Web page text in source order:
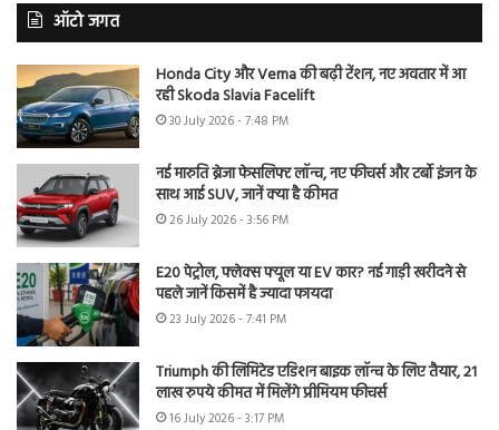
ऑटो जगत
Honda City और Verna की बढ़ी टेंशन, नए अवतार में आ
रही Skoda Slavia Facelift
30 July 2026 - 7:48 PM
नई मारुति ब्रेजा फेसलिफ्ट लॉन्च, नए फीचर्स और टर्बो इंजन के
साथ आई SUV, जानें क्या है कीमत
26 July 2026 - 3:56 PM
E20 पेट्रोल, फ्लेक्स फ्यूल या EV कार? नई गाड़ी खरीदने से
पहले जानें किसमें है ज्यादा फायदा
23 July 2026 - 7:41 PM
Triumph की लिमिटेड एडिशन बाइक लॉन्च के लिए तैयार, 21
लाख रुपये कीमत में मिलेंगे प्रीमियम फीचर्स
16 July 2026 - 3:17 PM